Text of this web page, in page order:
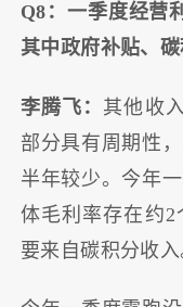
Q8：一季度经营
其中政府补贴、碳
李腾飞： 其他收
部分具有周期性
半年较少。今年
体毛利率存在约2
要来自碳积分收入